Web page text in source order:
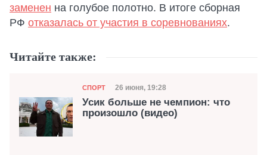
заменен на голубое полотно. В итоге сборная
РФ отказалась от участия в соревнованиях.
Читайте также:
Категория
СПОРТ Дата публикации
26 июня, 19:28
Усик больше не чемпион: что
произошло (видео)